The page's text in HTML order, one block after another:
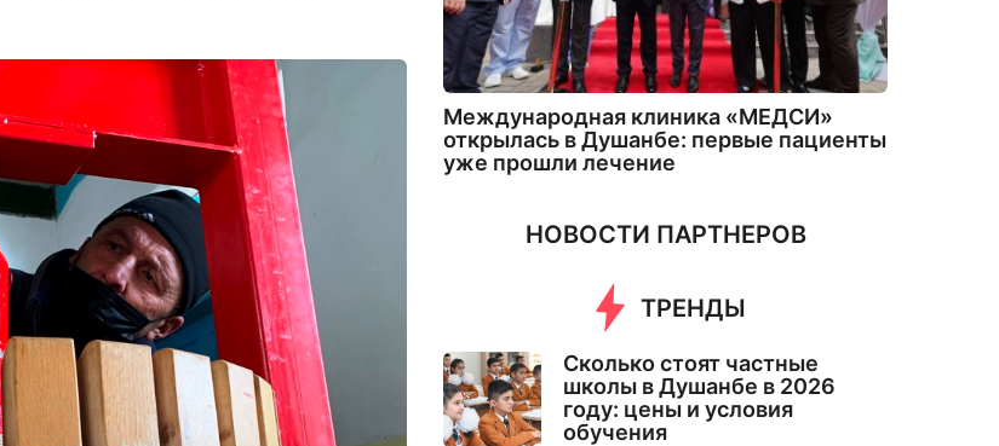
Международная клиника «МЕДСИ»
открылась в Душанбе: первые пациенты
уже прошли лечение
НОВОСТИ ПАРТНЕРОВ
ТРЕНДЫ
Сколько стоят частные
школы в Душанбе в 2026
году: цены и условия
обучения